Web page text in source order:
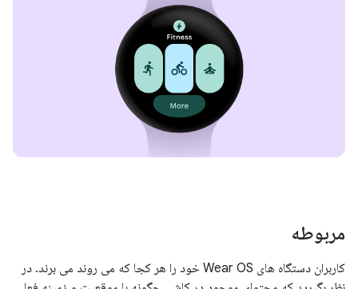
مربوطه
کاربران دستگاه های Wear OS خود را هر کجا که می روند می برند. در